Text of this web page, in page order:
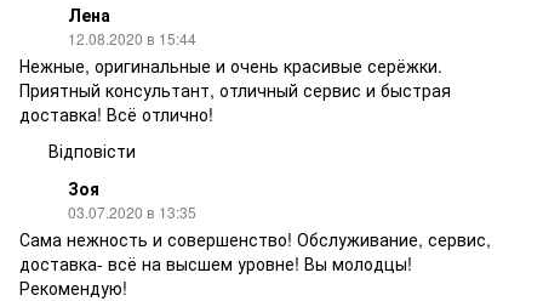
Лена
12.08.2020 в 15:44
Нежные, оригинальные и очень красивые серёжки.
Приятный консультант, отличный сервис и быстрая
доставка! Всё отлично!
Відповісти
Зоя
03.07.2020 в 13:35
Сама нежность и совершенство! Обслуживание, сервис,
доставка- всё на высшем уровне! Вы молодцы!
Рекомендую!